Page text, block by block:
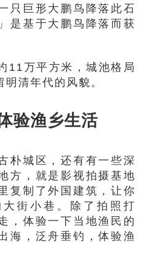
只巨形大鹏鸟降落此石
」是基于大鹏鸟降落而获
万平方米，城池格局
清年代的风貌。
验渔乡生活
朴城区，还有有一些深
方，就是影视拍摄基地
复制了外国建筑，让你
大街小巷。 除了拍照打
，体验一下当地渔 民的
海，泛舟垂钓，体验渔